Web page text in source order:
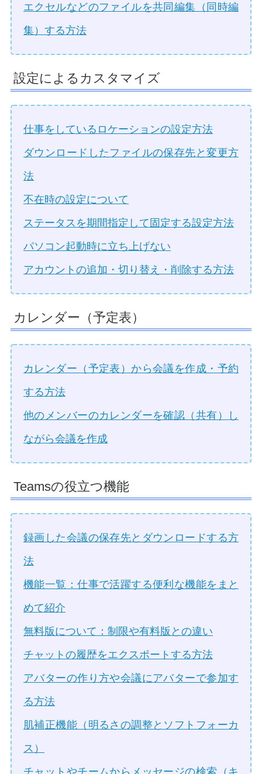
エクセルなどのファイルを共同編集（同時編
集）する方法
設定によるカスタマイズ
仕事をしているロケーションの設定方法
ダウンロードしたファイルの保存先と変更方
法
不在時の設定について
ステータスを期間指定して固定する設定方法
パソコン起動時に立ち上げない
アカウントの追加・切り替え・削除する方法
カレンダー（予定表）
カレンダー（予定表）から会議を作成・予約
する方法
他のメンバーのカレンダーを確認（共有）し
ながら会議を作成
Teamsの役立つ機能
録画した会議の保存先とダウンロードする方
法
機能一覧：仕事で活躍する便利な機能をまと
めて紹介
無料版について：制限や有料版との違い
チャットの履歴をエクスポートする方法
アバターの作り方や会議にアバターで参加す
る方法
肌補正機能（明るさの調整とソフトフォーカ
ス）
チャットやチームからメッセージの検索（キ